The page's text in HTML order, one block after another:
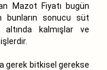
Mazot Fiyatı bugün
sonucu süt
kalmışlar ve
gerek bitkisel gerekse